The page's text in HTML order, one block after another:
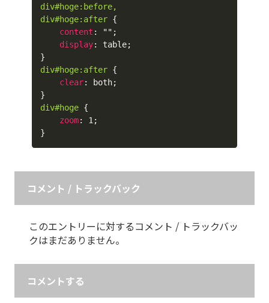
div#hoge:before,
div#hoge:after {
content : "" ;
display: table;
}
div#hoge:after {
clear: both;
}
div#hoge {
zoom: 1 ;
}
コメント / トラックバック
このエントリーに対するコメント / トラックバッ
クはまだありません。
コメントする